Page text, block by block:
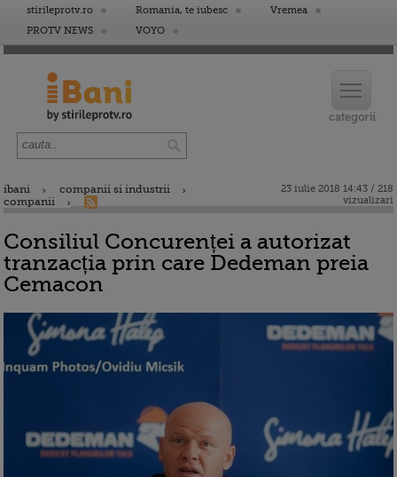
stirileprotv.ro Romania, te iubesc
Vremea
PROTV NEWS
VOYO
ibani
companii si industrii
companii
23 iulie 2018 14:43 / 218
vizualizari
Consiliul Concurenței a autorizat
tranzacția prin care Dedeman preia
Cemacon